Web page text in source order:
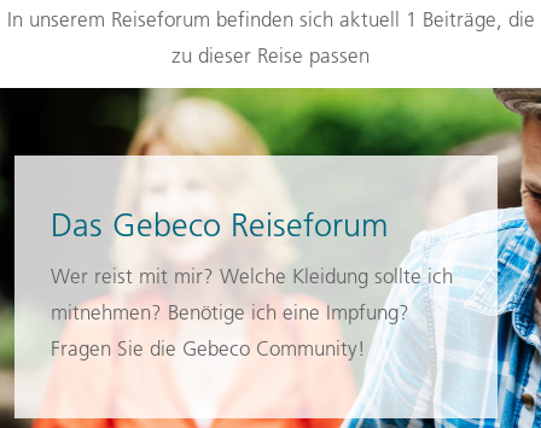
In unserem Reiseforum befinden sich aktuell 1 Beiträge, die
zu dieser Reise passen
Das Gebeco Reiseforum
Wer reist mit mir? Welche Kleidung sollte ich
mitnehmen? Benötige ich eine Impfung?
Fragen Sie die Gebeco Community!